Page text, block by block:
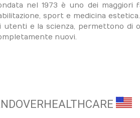
nel 1973 è uno dei
sport e medicina
utenti e la scienza, permettono di
nuovi.